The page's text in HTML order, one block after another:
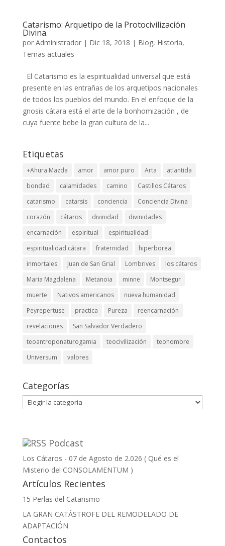
Catarismo: Arquetipo de la Protocivilización
Divina.
por Administrador| Dic 18, 2018 | Blog, Historia,
Temas actuales
El Catarismo es la espiritualidad universal que está
presente en las entrañas de los arquetipos nacionales
de todos los pueblos del mundo. En el enfoque de la
gnosis cátara está el arte de la bonhomización , de
cuya fuente bebe la gran cultura de la...
Etiquetas
+Ahura Mazda amor amor puro Arta
atlantida
bondad
calamidades camino
Castillos Cátaros
catarismo
catarsis conciencia
Conciencia Divina
corazón
cátaros divinidad
divinidades
encarnación
espiritual
espiritualidad
espiritualidad cátara
fraternidad
hiperborea
inmortales
Juan de San Grial Lombrives
los cátaros
Maria Magdalena
Metanoia minne
Montsegur
muerte
Nativos americanos
nueva humanidad
Peyrepertuse
practica Pureza
reencarnación
revelaciones
San Salvador Verdadero
teoantroponaturogamia
teocivilización
teohombre
Universum
valores
Categorías
Categorías
Podcast
Los Cátaros - 07 de Agosto de 2.026 ( Qué es el
Misterio del CONSOLAMENTUM )
Artículos Recientes
15 Perlas del Catarismo
LA GRAN CATÁSTROFE DEL REMODELADO DE
ADAPTACIÓN
Contactos